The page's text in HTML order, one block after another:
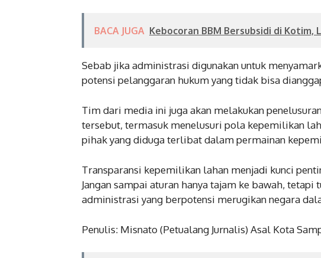
BACA JUGA Kebocoran BBM Bersubsidi di Kotim,
Sebab jika administrasi digunakan untuk
potensi pelanggaran hukum yang tidak bisa
Tim dari media ini juga akan melakukan
tersebut, termasuk menelusuri pola kepemilikan
pihak yang diduga terlibat dalam permainan
Transparansi kepemilikan lahan menjadi kunci
Jangan sampai aturan hanya tajam ke bawah,
administrasi yang berpotensi merugikan negara
Penulis: Misnato (Petualang Jurnalis) Asal Kota